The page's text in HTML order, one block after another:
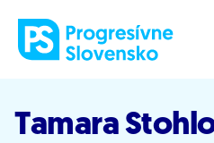
Tamara